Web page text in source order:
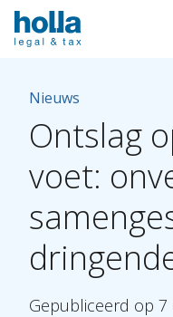
Nieuws
Ontslag
voet:
Gepubliceerd op 7